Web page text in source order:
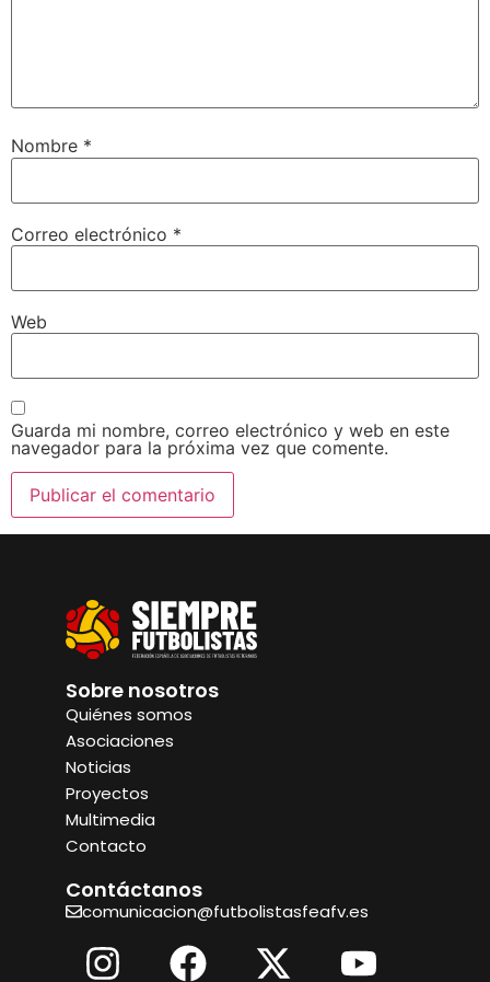
Nombre *
Correo electrónico *
Web
Guarda mi nombre, correo electrónico y web en este
navegador para la próxima vez que comente.
Sobre nosotros
Quiénes somos
Asociaciones
Noticias
Proyectos
Multimedia
Contacto
Contáctanos
comunicacion@futbolistasfeafv.es